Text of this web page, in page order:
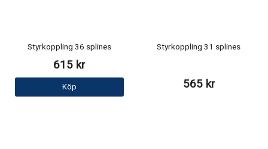
Styrkoppling 36 splines
615 kr
Köp
Styrkoppling 31 splines
565 kr